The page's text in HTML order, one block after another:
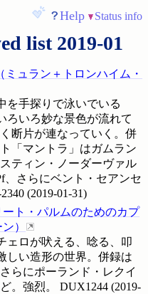
Help Status info
list 2019-01
（ ミュラン＋トロンハイム・
を手探りで泳いでいる
ろいろ妙な景色が流れて
断片が連なっていく。併
「マントラ」はガムラン
ティン・ノーダーヴァル
、さらにベント・セアンセ
(2019-01-31)
ート・パルムのためのカプ
ン）
ェロが吠える、唸る、叩
しい造形の世界。併録は
らにポーランド・レクイ
。強烈。
DUX1244 (2019-